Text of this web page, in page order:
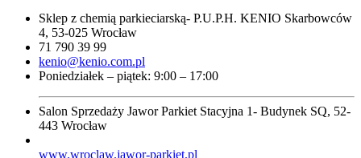
Sklep z chemią parkieciarską- P.U.P.H. KENIO Skarbowców
4, 53-025 Wrocław
71 790 39 99
kenio@kenio.com.pl
Poniedziałek – piątek: 9:00 – 17:00
Salon Sprzedaży Jawor Parkiet Stacyjna 1- Budynek SQ, 52-
443 Wrocław
www.wroclaw.jawor-parkiet.pl